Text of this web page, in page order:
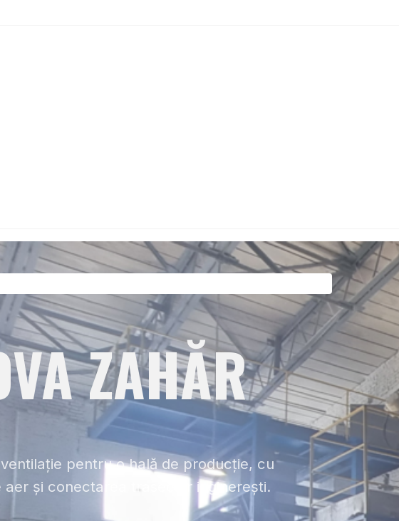
ZAHĂR
ventilație pentru o hală de producție, cu
și conectarea traseelor inginerești.